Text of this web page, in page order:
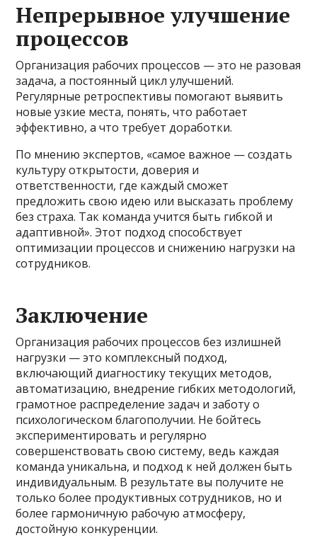
Непрерывное улучшение
процессов
Организация рабочих процессов — это не разовая
задача, а постоянный цикл улучшений.
Регулярные ретроспективы помогают выявить
новые узкие места, понять, что работает
эффективно, а что требует доработки.
По мнению экспертов, «самое важное — создать
культуру открытости, доверия и
ответственности, где каждый сможет
предложить свою идею или высказать проблему
без страха. Так команда учится быть гибкой и
адаптивной». Этот подход способствует
оптимизации процессов и снижению нагрузки на
сотрудников.
Заключение
Организация рабочих процессов без излишней
нагрузки — это комплексный подход,
включающий диагностику текущих методов,
автоматизацию, внедрение гибких методологий,
грамотное распределение задач и заботу о
психологическом благополучии. Не бойтесь
экспериментировать и регулярно
совершенствовать свою систему, ведь каждая
команда уникальна, и подход к ней должен быть
индивидуальным. В результате вы получите не
только более продуктивных сотрудников, но и
более гармоничную рабочую атмосферу,
достойную конкуренции.